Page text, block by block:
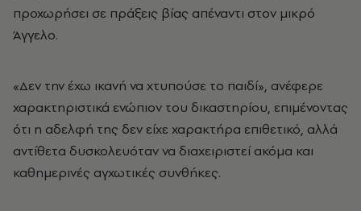
προχωρήσει σε πράξεις βίας απέναντι στον μικρό
Άγγελο.
«Δεν την έχω ικανή να χτυπούσε το παιδί», ανέφερε
χαρακτηριστικά ενώπιον του δικαστηρίου, επιμένοντας
ότι η αδελφή της δεν είχε χαρακτήρα επιθετικό, αλλά
αντίθετα δυσκολευόταν να διαχειριστεί ακόμα και
καθημερινές αγχωτικές συνθήκες.